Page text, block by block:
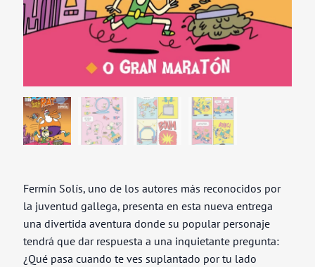
Fermín Solís, uno de los autores más reconocidos por
la juventud gallega, presenta en esta nueva entrega
una divertida aventura donde su popular personaje
tendrá que dar respuesta a una inquietante pregunta:
¿Qué pasa cuando te ves suplantado por tu lado